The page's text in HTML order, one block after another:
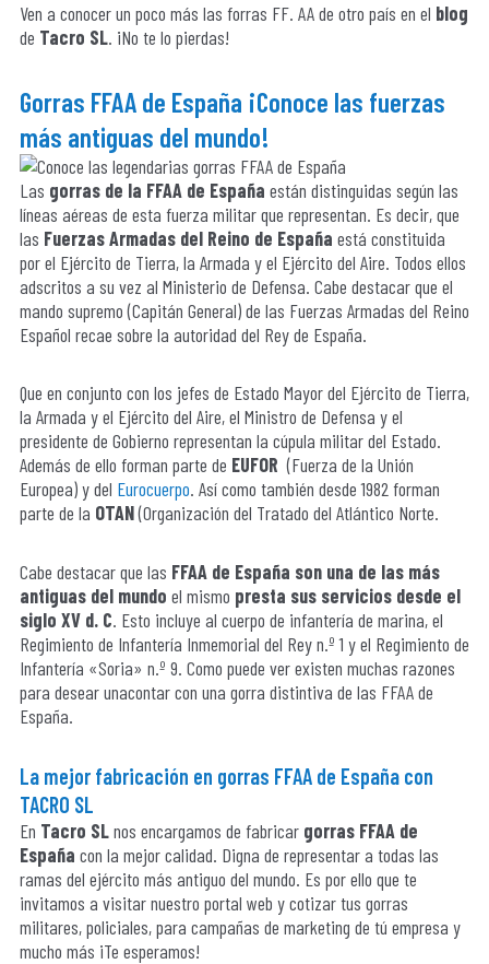
Ven a conocer un poco más las forras FF. AA de otro país en el blog
de Tacro SL. ¡No te lo pierdas!
Gorras FFAA de España ¡Conoce las fuerzas
más antiguas del mundo!
Las gorras de la FFAA de España están distinguidas según las
líneas aéreas de esta fuerza militar que representan. Es decir, que
las Fuerzas Armadas del Reino de España está constituida
por el Ejército de Tierra, la Armada y el Ejército del Aire. Todos ellos
adscritos a su vez al Ministerio de Defensa. Cabe destacar que el
mando supremo (Capitán General) de las Fuerzas Armadas del Reino
Español recae sobre la autoridad del Rey de España.
Que en conjunto con los jefes de Estado Mayor del Ejército de Tierra,
la Armada y el Ejército del Aire, el Ministro de Defensa y el
presidente de Gobierno representan la cúpula militar del Estado.
Además de ello forman parte de EUFOR (Fuerza de la Unión
Europea) y del Eurocuerpo. Así como también desde 1982 forman
parte de la OTAN(Organización del Tratado del Atlántico Norte.
Cabe destacar que las FFAA de España son una de las más
antiguas del mundo el mismo presta sus servicios desde el
siglo XV d. C. Esto incluye al cuerpo de infantería de marina, el
Regimiento de Infantería Inmemorial del Rey n.º 1 y el Regimiento de
Infantería «Soria» n.º 9. Como puede ver existen muchas razones
para desear unacontar con una gorra distintiva de las FFAA de
España.
La mejor fabricación en gorras FFAA de España con
TACRO SL
En Tacro SLnos encargamos de fabricar gorras FFAA de
España con la mejor calidad. Digna de representar a todas las
ramas del ejército más antiguo del mundo. Es por ello que te
invitamos a visitar nuestro portal web y cotizar tus gorras
militares, policiales, para campañas de marketing de tú empresa y
mucho más ¡Te esperamos!